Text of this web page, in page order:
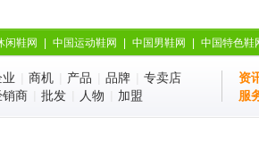
闲鞋网 中国运动鞋网 中国男鞋网 中国特色鞋
商机 产品 品牌
专卖店
销商
批发 人物 加盟
资
服